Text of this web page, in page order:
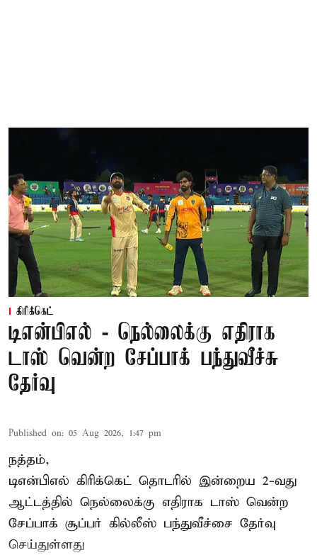
கிரிக்கெட்
டிஎன்பிஎல் - நெல்லைக்கு எதிராக
டாஸ் வென்ற சேப்பாக் பந்துவீச்சு
தேர்வு
Published on: 05 Aug 2026, 1:47 pm
நத்தம்,
டிஎன்பிஎல் கிரிக்கெட் தொடரில் இன்றைய 2-வது
ஆட்டத்தில் நெல்லைக்கு எதிராக டாஸ் வென்ற
சேப்பாக் சூப்பர் கில்லீஸ் பந்துவீச்சை தேர்வு
செய்துள்ளது